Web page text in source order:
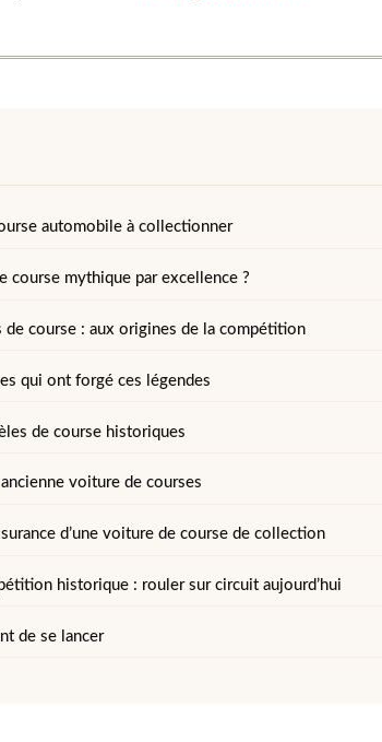
automobile à collectionner
course mythique par excellence ?
de course : aux origines de la compétition
qui ont forgé ces légendes
de course historiques
voiture de courses
d’une voiture de course de collection
historique : rouler sur circuit aujourd’hui
de se lancer